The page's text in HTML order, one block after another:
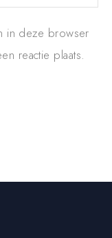
in deze browser
reactie plaats.